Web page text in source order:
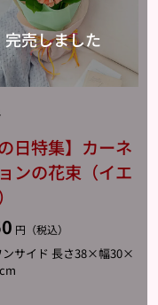
の日特集】カーネ
ンの花束（イエ
円（税込）
サイド 長さ38×幅30×